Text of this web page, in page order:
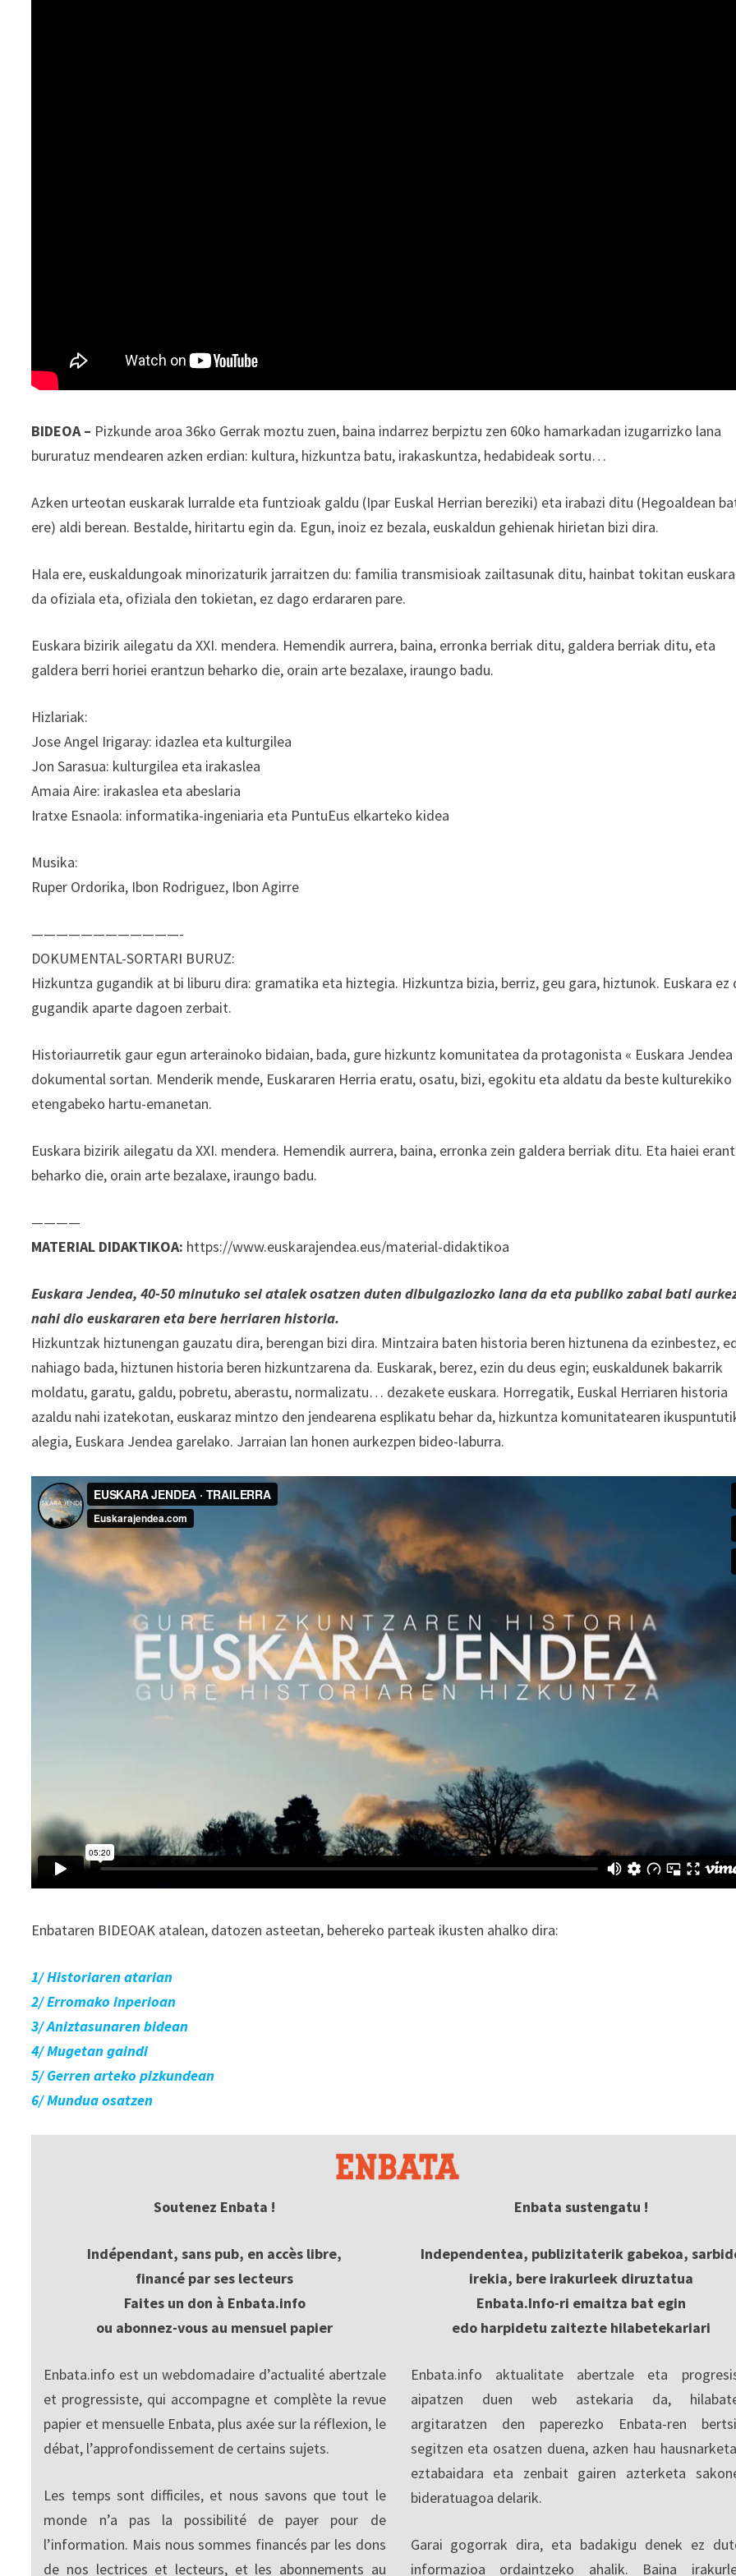
BIDEOA – Pizkunde aroa 36ko Gerrak moztu zuen, baina indarrez berpiztu zen 60ko hamarkadan izugarrizko lana
bururatuz mendearen azken erdian: kultura, hizkuntza batu, irakaskuntza, hedabideak sortu…
Azken urteotan euskarak lurralde eta funtzioak galdu (Ipar Euskal Herrian bereziki) eta irabazi ditu (Hegoaldean
ere) aldi berean. Bestalde, hiritartu egin da. Egun, inoiz ez bezala, euskaldun gehienak hirietan bizi dira.
Hala ere, euskaldungoak minorizaturik jarraitzen du: familia transmisioak zailtasunak ditu, hainbat tokitan
da ofiziala eta, ofiziala den tokietan, ez dago erdararen pare.
Euskara bizirik ailegatu da XXI. mendera. Hemendik aurrera, baina, erronka berriak ditu, galdera berriak ditu, eta
galdera berri horiei erantzun beharko die, orain arte bezalaxe, iraungo badu.
Hizlariak:
Jose Angel Irigaray: idazlea eta kulturgilea
Jon Sarasua: kulturgilea eta irakaslea
Amaia Aire: irakaslea eta abeslaria
Iratxe Esnaola: informatika-ingeniaria eta PuntuEus elkarteko kidea
Musika:
Ruper Ordorika, Ibon Rodriguez, Ibon Agirre
————————————-
DOKUMENTAL-SORTARI BURUZ:
Hizkuntza gugandik at bi liburu dira: gramatika eta hiztegia. Hizkuntza bizia, berriz, geu gara, hiztunok. Euskara ez
gugandik aparte dagoen zerbait.
Historiaurretik gaur egun arterainoko bidaian, bada, gure hizkuntz komunitatea da protagonista « Euskara Jendea
dokumental sortan. Menderik mende, Euskararen Herria eratu, osatu, bizi, egokitu eta aldatu da beste kulturekiko
etengabeko hartu-emanetan.
Euskara bizirik ailegatu da XXI. mendera. Hemendik aurrera, baina, erronka zein galdera berriak ditu. Eta haiei
beharko die, orain arte bezalaxe, iraungo badu.
————
MATERIAL DIDAKTIKOA: https://www.euskarajendea.eus/material-didaktikoa
Euskara Jendea, 40-50 minutuko sei atalek osatzen duten dibulgaziozko lana da eta publiko zabal bati
nahi dio euskararen eta bere herriaren historia.
Hizkuntzak hiztunengan gauzatu dira, berengan bizi dira. Mintzaira baten historia beren hiztunena da ezinbestez,
nahiago bada, hiztunen historia beren hizkuntzarena da. Euskarak, berez, ezin du deus egin; euskaldunek bakarrik
moldatu, garatu, galdu, pobretu, aberastu, normalizatu… dezakete euskara. Horregatik, Euskal Herriaren historia
azaldu nahi izatekotan, euskaraz mintzo den jendearena esplikatu behar da, hizkuntza komunitatearen
alegia, Euskara Jendea garelako. Jarraian lan honen aurkezpen bideo-laburra.
Enbataren BIDEOAK atalean, datozen asteetan, behereko parteak ikusten ahalko dira:
1/ Historiaren atarian
2/ Erromako inperioan
3/ Aniztasunaren bidean
4/ Mugetan gaindi
5/ Gerren arteko pizkundean
6/ Mundua osatzen
Soutenez Enbata !
Indépendant, sans pub, en accès libre,
financé par ses lecteurs
Faites un don à Enbata.info
ou abonnez-vous au mensuel papier
Enbata.info est un webdomadaire d’actualité abertzale
et progressiste, qui accompagne et complète la revue
papier et mensuelle Enbata, plus axée sur la réflexion, le
débat, l’approfondissement de certains sujets.
Les temps sont difficiles, et nous savons que tout le
monde n’a pas la possibilité de payer pour de
l’information. Mais nous sommes financés par les dons
de nos lectrices et lecteurs, et les abonnements au
Enbata sustengatu !
Independentea, publizitaterik gabekoa,
irekia, bere irakurleek diruztatua
Enbata.Info-ri emaitza bat egin
edo harpidetu zaitezte hilabetekariari
Enbata.info aktualitate abertzale eta
aipatzen duen web astekaria da,
argitaratzen den paperezko Enbata-ren
segitzen eta osatzen duena, azken hau
eztabaidara eta zenbait gairen azterketa
bideratuagoa delarik.
Garai gogorrak dira, eta badakigu denek ez
informazioa ordaintzeko ahalik. Baina